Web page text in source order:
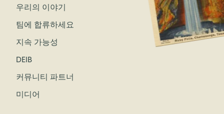
우리의 이야기
팀에 합류하세요
지속 가능성
DEIB
커뮤니티 파트너
미디어